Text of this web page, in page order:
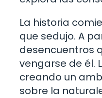
La historia
que sedujo. A
desencuentros
vengarse de él.
creando un
sobre la